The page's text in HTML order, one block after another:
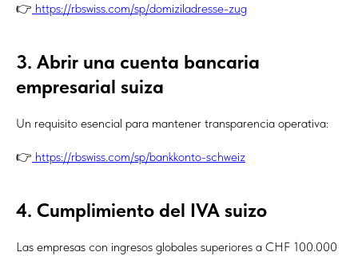
👉 https://rbswiss.com/sp/domiziladresse-zug
3. Abrir una cuenta bancaria
empresarial suiza
Un requisito esencial para mantener transparencia operativa:
👉 https://rbswiss.com/sp/bankkonto-schweiz
4. Cumplimiento del IVA suizo
Las empresas con ingresos globales superiores a CHF 100.000